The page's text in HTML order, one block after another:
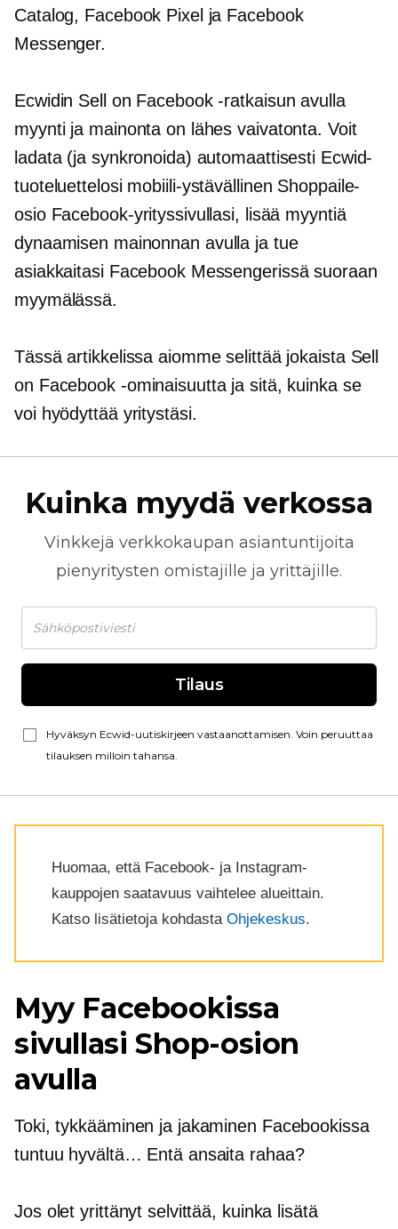
Catalog, Facebook Pixel ja Facebook
Messenger.
Ecwidin Sell on Facebook -ratkaisun avulla
myynti ja mainonta on lähes vaivatonta. Voit
ladata (ja synkronoida) automaattisesti Ecwid-
tuoteluettelosi mobiili-ystävällinen Shoppaile-
osio Facebook-yrityssivullasi, lisää myyntiä
dynaamisen mainonnan avulla ja tue
asiakkaitasi Facebook Messengerissä suoraan
myymälässä.
Tässä artikkelissa aiomme selittää jokaista Sell
on Facebook -ominaisuutta ja sitä, kuinka se
voi hyödyttää yritystäsi.
Kuinka myydä verkossa
Vinkkejä verkkokaupan asiantuntijoita
pienyritysten omistajille ja yrittäjille.
Tilaus
Hyväksyn Ecwid-uutiskirjeen vastaanottamisen. Voin peruuttaa
tilauksen milloin tahansa.
Huomaa, että Facebook- ja Instagram-
kauppojen saatavuus vaihtelee alueittain.
Katso lisätietoja kohdasta Ohjekeskus.
Myy Facebookissa
sivullasi Shop-osion
avulla
Toki, tykkääminen ja jakaminen Facebookissa
tuntuu hyvältä… Entä ansaita rahaa?
Jos olet yrittänyt selvittää, kuinka lisätä